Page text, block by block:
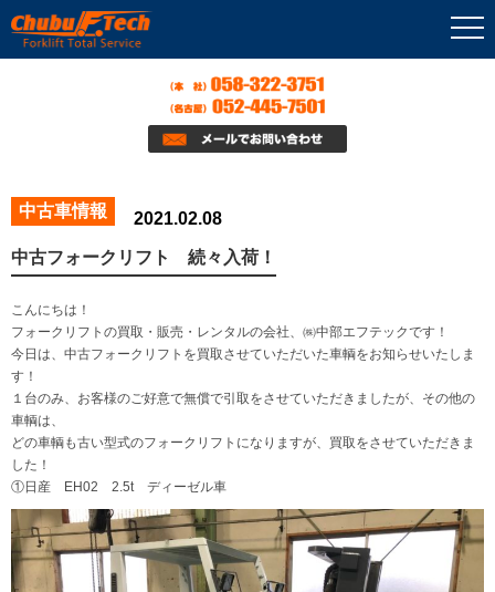
中古車情報 2021.02.08
中古フォークリフト 続々入荷！
こんにちは！
フォークリフトの買取・販売・レンタルの会社、㈱中部エフテックです！
今日は、中古フォークリフトを買取させていただいた車輌をお知らせいたしま
す！
１台のみ、お客様のご好意で無償で引取をさせていただきましたが、その他の
車輌は、
どの車輌も古い型式のフォークリフトになりますが、買取をさせていただきま
した！
①日産 EH02 2.5t ディーゼル車